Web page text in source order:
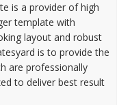
is a provider of high
template with
layout and robust
is to provide the
are professionally
to deliver best result